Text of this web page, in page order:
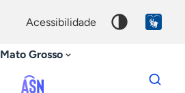
acessibilidade
Mato Grosso
Dados
para